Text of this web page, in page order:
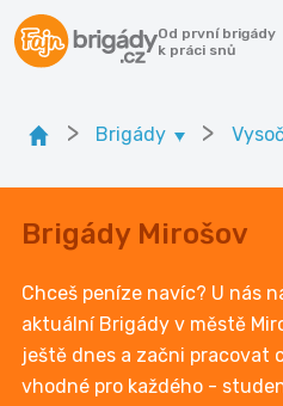
Od první brigády
k práci snů
> Brigády >
Brigády Mirošov
Chceš peníze navíc? U nás
aktuální Brigády v městě
ještě dnes a začni pracovat
vhodné pro každého -